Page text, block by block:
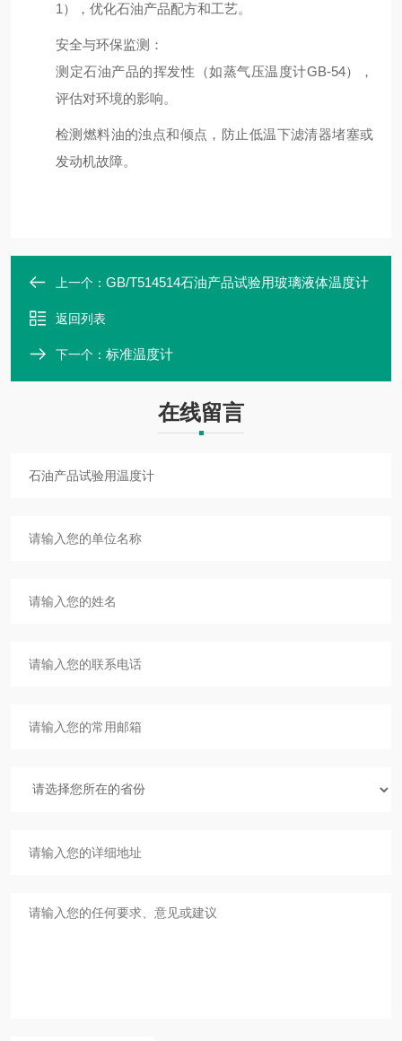
1），优化石油产品配方和工艺。
安全与环保监测 ：
测定石油产品的挥发性（如蒸气压温度计GB-54），
评估对环境的影响。
检测燃料油的浊点和倾点，防止低温下滤清器堵塞或
发动机故障。
上一个： GB/T514514石油产品试验用玻璃液体温度计
返回列表
下一个： 标准温度计
在线留言